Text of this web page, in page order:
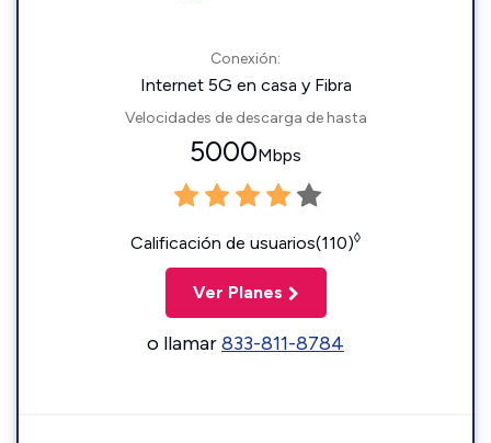
Conexión:
Internet 5G en casa y Fibra
Velocidades de descarga de hasta
5000Mbps
Calificación de usuarios(110)◊
Ver Planes
o llamar833-811-8784